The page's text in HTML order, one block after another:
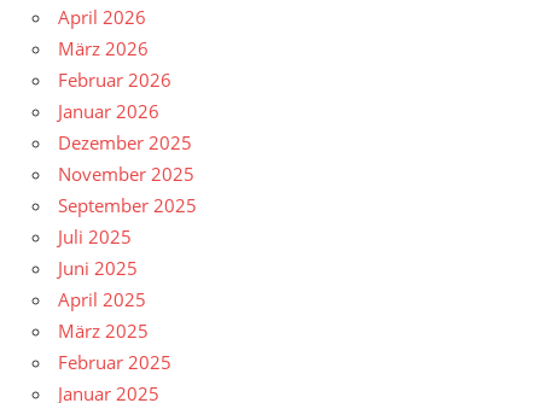
April 2026
März 2026
Februar 2026
Januar 2026
Dezember 2025
November 2025
September 2025
Juli 2025
Juni 2025
April 2025
März 2025
Februar 2025
Januar 2025